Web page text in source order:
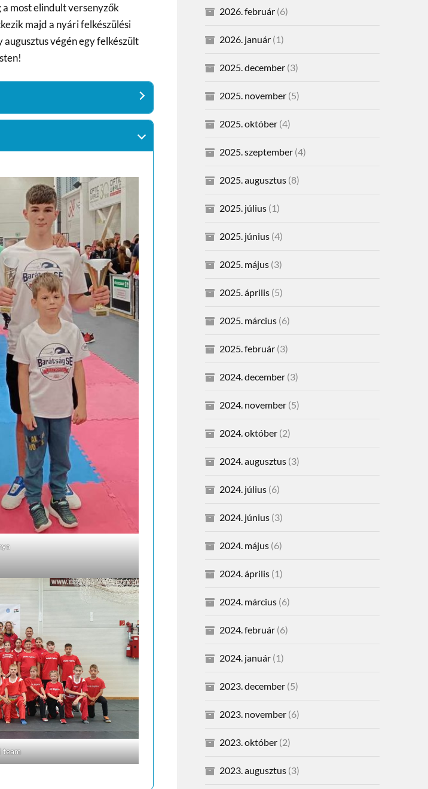
most elindult versenyzők
majd a nyári felkészülési
végén egy felkészült
team
2026. február(6)
2026. január(1)
2025. december(3)
2025. november(5)
2025. október(4)
2025. szeptember(4)
2025. augusztus(8)
2025. július(1)
2025. június(4)
2025. május(3)
2025. április(5)
2025. március(6)
2025. február(3)
2024. december(3)
2024. november(5)
2024. október(2)
2024. augusztus(3)
2024. július(6)
2024. június(3)
2024. május(6)
2024. április(1)
2024. március(6)
2024. február(6)
2024. január(1)
2023. december(5)
2023. november(6)
2023. október(2)
2023. augusztus(3)